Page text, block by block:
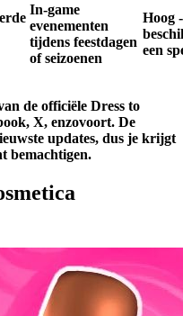
In-game
evenementen
tijdens feestdagen
of seizoenen
Hoog
een
de officiële Dress to
X, enzovoort. De
updates, dus je krijgt
bemachtigen.